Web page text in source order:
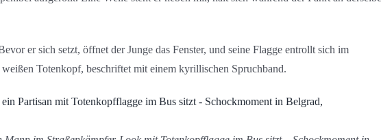
er sich setzt, öffnet der Junge das Fenster, und seine Flagge entrollt sich im
Totenkopf, beschriftet mit einem kyrillischen Spruchband.